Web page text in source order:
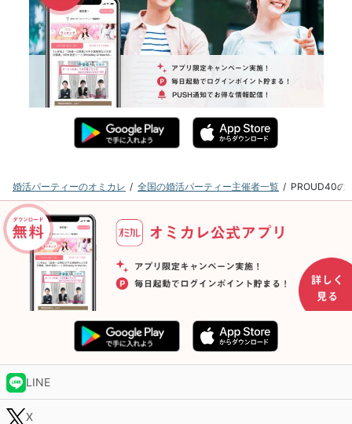
婚活パーティーのオミカレ 全国の婚活パーティー主催者一覧 PROUD40の
LINE
X